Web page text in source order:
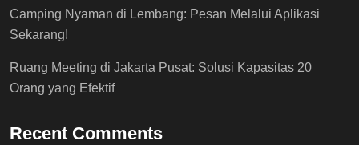
Camping Nyaman di Lembang: Pesan Melalui Aplikasi
Sekarang!
Ruang Meeting di Jakarta Pusat: Solusi Kapasitas 20
Orang yang Efektif
Recent Comments